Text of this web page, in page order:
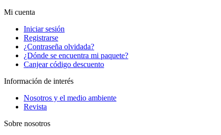
Mi cuenta
Iniciar sesión
Registrarse
¿Contraseña olvidada?
¿Dónde se encuentra mi paquete?
Canjear código descuento
Información de interés
Nosotros y el medio ambiente
Revista
Sobre nosotros